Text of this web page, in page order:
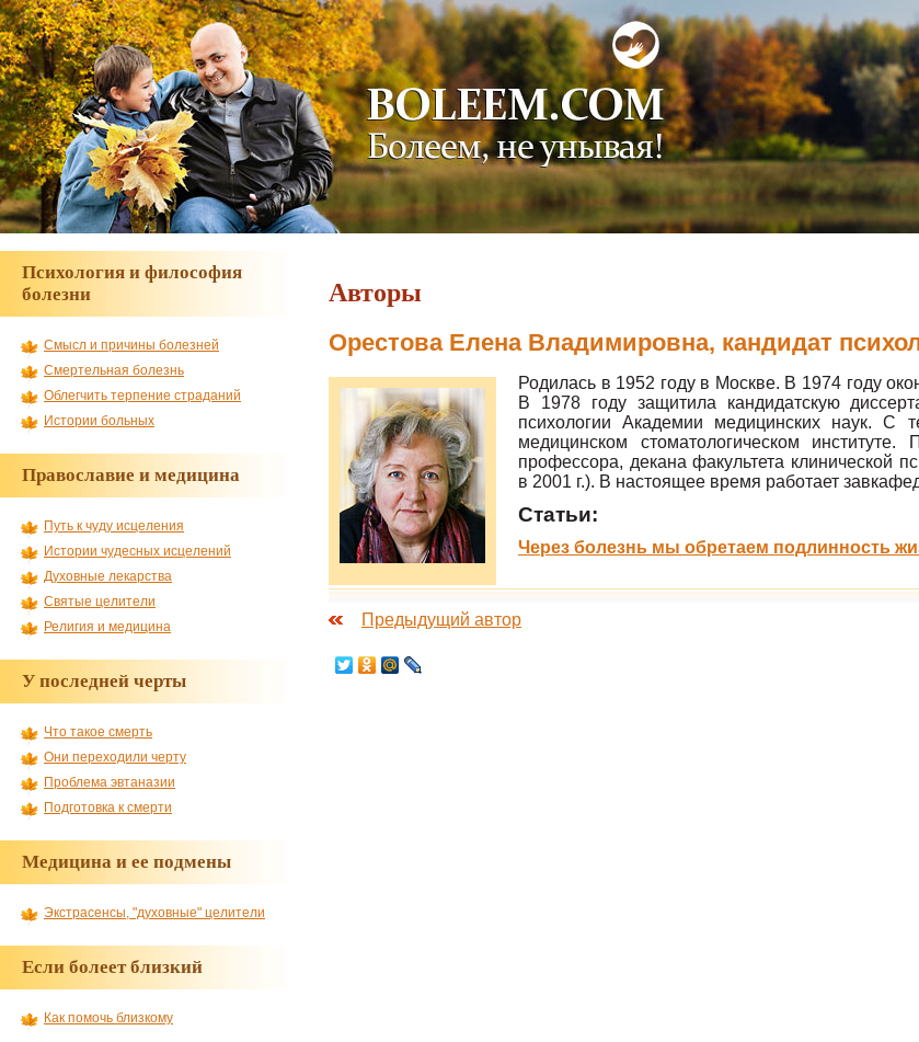
Наш проект
приглашает
добровольцев для
совместной помощи
тем, кто болеет.
Авторы
Орестова Елена Владимировна, кандидат
Родилась в 1952 году в Москве. В 1974 году
В 1978 году защитила кандидатскую
психологии Академии медицинских наук. С
медицинском стоматологическом
профессора, декана факультета клинической
в 2001 г.). В настоящее время работает
Статьи:
Через болезнь мы обретаем подлинность
Предыдущий автор
Психология и философия
болезни
Смысл и причины болезней
Смертельная болезнь
Облегчить терпение страданий
Истории больных
Православие и медицина
Путь к чуду исцеления
Истории чудесных исцелений
Духовные лекарства
Святые целители
Религия и медицина
У последней черты
Что такое смерть
Они переходили черту
Проблема эвтаназии
Подготовка к смерти
Медицина и ее подмены
Экстрасенсы, "духовные" целители
Если болеет близкий
Как помочь близкому